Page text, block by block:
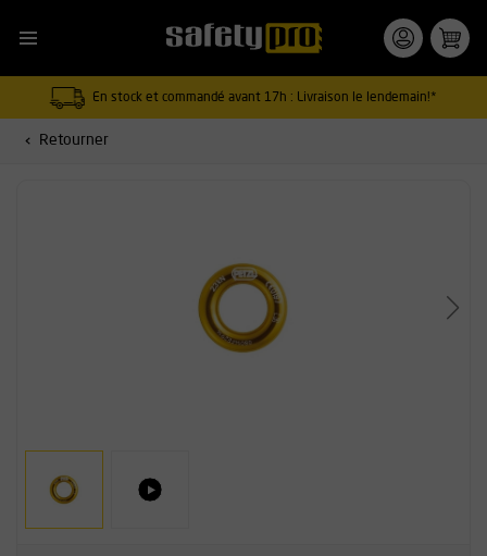
En stock et commandé avant 17h : Livraison le lendemain!*
Retourner